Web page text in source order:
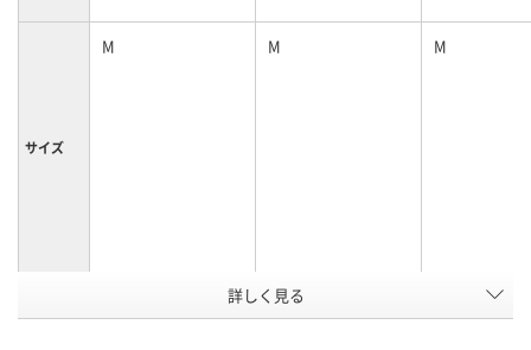
サイズ
M M M
高密度ポリエチレン
バイオマス
レン（HDPE）
詳しく見る